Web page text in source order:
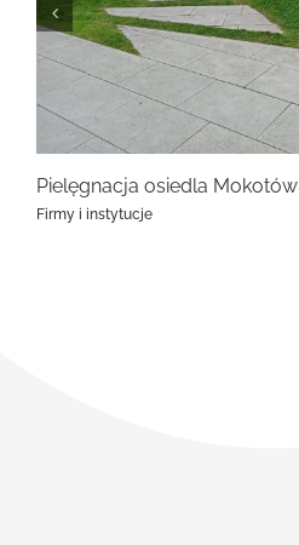
Pielęgnacja osiedla Mokotów
Firmy i instytucje